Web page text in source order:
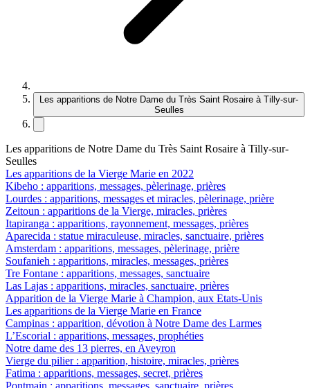
Les apparitions de Notre Dame du Très Saint Rosaire à Tilly-sur-
Seulles
Les apparitions de Notre Dame du Très Saint Rosaire à Tilly-sur-
Seulles
Les apparitions de la Vierge Marie en 2022
Kibeho : apparitions, messages, pèlerinage, prières
Lourdes : apparitions, messages et miracles, pèlerinage, prière
Zeitoun : apparitions de la Vierge, miracles, prières
Itapiranga : apparitions, rayonnement, messages, prières
Aparecida : statue miraculeuse, miracles, sanctuaire, prières
Amsterdam : apparitions, messages, pèlerinage, prière
Soufanieh : apparitions, miracles, messages, prières
Tre Fontane : apparitions, messages, sanctuaire
Las Lajas : apparitions, miracles, sanctuaire, prières
Apparition de la Vierge Marie à Champion, aux Etats-Unis
Les apparitions de la Vierge Marie en France
Campinas : apparition, dévotion à Notre Dame des Larmes
L’Escorial : apparitions, messages, prophéties
Notre dame des 13 pierres, en Aveyron
Vierge du pilier : apparition, histoire, miracles, prières
Fatima : apparitions, messages, secret, prières
Pontmain : apparitions, messages, sanctuaire, prières